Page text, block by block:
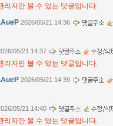
리자만 볼 수 있는 댓글입니다.
2026/05/21 14:36
05/21 14:37
리자만 볼 수 있는 댓글입니다.
2026/05/21 14:39
05/21 14:40
리자만 볼 수 있는 댓글입니다.